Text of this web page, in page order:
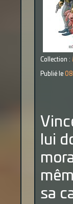
Collection :
Publié le
lui
sa